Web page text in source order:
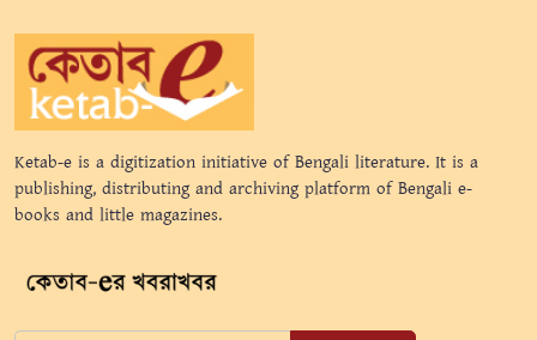
Ketab-e is a digitization initiative of Bengali literature. It is a
publishing, distributing and archiving platform of Bengali e-
books and little magazines.